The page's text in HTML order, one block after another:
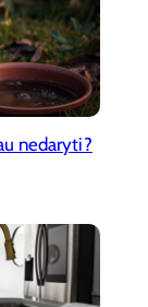
nedaryti?